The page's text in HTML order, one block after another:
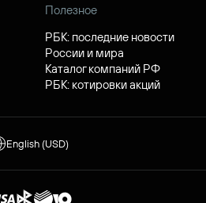
Полезное
РБК: последние новости
России и мира
Каталог компаний РФ
РБК: котировки акций
English (USD)